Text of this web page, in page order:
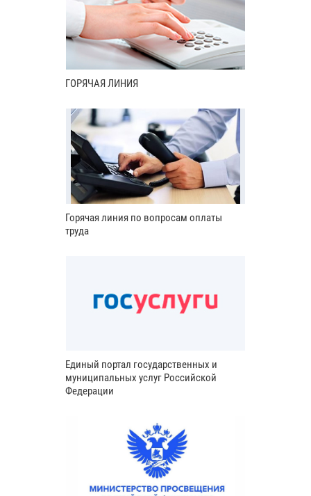
ГОРЯЧАЯ ЛИНИЯ
Горячая линия по вопросам оплаты
труда
Единый портал государственных и
муниципальных услуг Российской
Федерации